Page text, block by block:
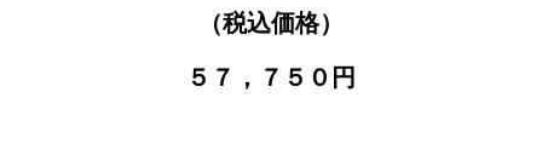
（税込価格）
５７，７５０円